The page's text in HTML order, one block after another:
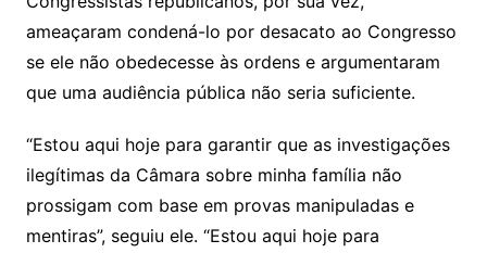
ameaçaram condená-lo por desacato ao Congresso
se ele não obedecesse às ordens e argumentaram
que uma audiência pública não seria suficiente.
“Estou aqui hoje para garantir que as investigações
ilegítimas da Câmara sobre minha família não
prossigam com base em provas manipuladas e
mentiras”, seguiu ele. “Estou aqui hoje para